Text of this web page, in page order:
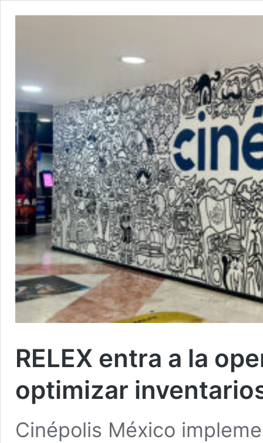
RELEX entra a la
optimizar
Cinépolis México